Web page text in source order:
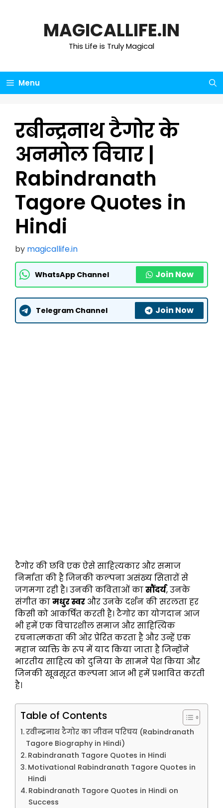
MAGICALLIFE.IN
This Life is Truly Magical
Menu
रबीन्द्रनाथ टैगोर के
अनमोल विचार |
Rabindranath
Tagore Quotes in
Hindi
by magicallife.in
WhatsApp Channel Join Now
Telegram Channel Join Now
टैगोर की छवि एक ऐसे साहित्यकार और समाज
निर्माता की है जिनकी कल्पना असंख्य सितारों से
जगमगा रही है। उनकी कविताओं कासौंदर्य, उनके
संगीत कामधुर स्वर और उनके दर्शन की सरलता हर
किसी को आकर्षित करती है। टैगोर का योगदान आज
भी हमें एक विचारशील समाज और साहित्यिक
रचनात्मकता की ओर प्रेरित करता है और उन्हें एक
महान व्यक्ति के रूप में याद किया जाता है जिन्होंने
भारतीय साहित्य को दुनिया के सामने पेश किया और
जिनकी खूबसूरत कल्पना आज भी हमें प्रभावित करती
है।
Table of Contents
रवीन्द्रनाथ टैगोर का जीवन परिचय (Rabindranath
Tagore Biography in Hindi)
Rabindranath Tagore Quotes in Hindi
Motivational Rabindranath Tagore Quotes in
Hindi
Rabindranath Tagore Quotes in Hindi on
Success